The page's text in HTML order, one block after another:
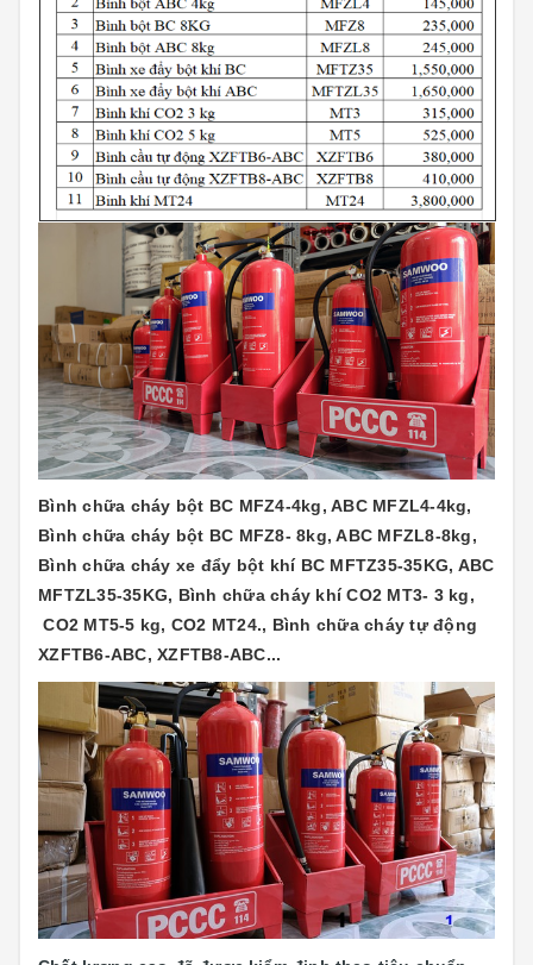
Bình chữa cháy bột BC MFZ4-4kg, ABC MFZL4-4kg,
Bình chữa cháy bột BC MFZ8- 8kg, ABC MFZL8-8kg,
Bình chữa cháy xe đẩy bột khí BC MFTZ35-35KG, ABC
MFTZL35-35KG, Bình chữa cháy khí CO2 MT3- 3 kg,
CO2 MT5-5 kg, CO2 MT24., Bình chữa cháy tự động
XZFTB6-ABC, XZFTB8-ABC...